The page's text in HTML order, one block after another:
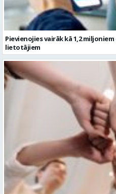
Pievienojies vairāk kā 1,2
lietotājiem